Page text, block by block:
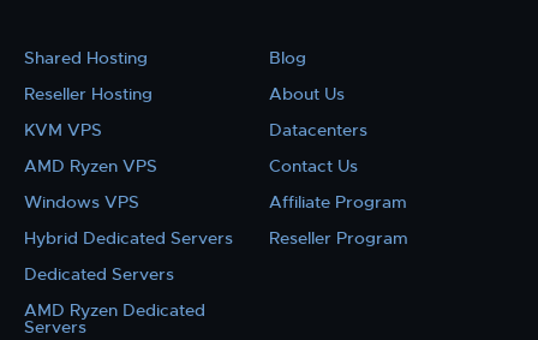
Shared Hosting
Reseller Hosting
KVM VPS
AMD Ryzen VPS
Windows VPS
Hybrid Dedicated Servers
Dedicated Servers
AMD Ryzen Dedicated
Servers
Blog
About Us
Datacenters
Contact Us
Affiliate Program
Reseller Program